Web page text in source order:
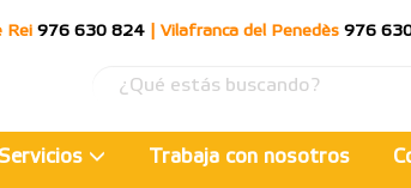
Rei 976 630 824 Vilafranca del Penedès 976
Servicios Trabaja con nosotros